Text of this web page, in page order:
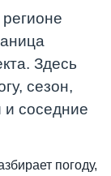
Здесь
сезон,
и соседние
погоду,